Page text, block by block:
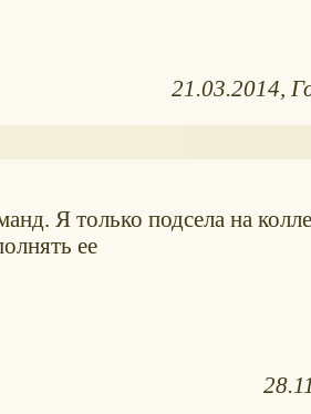
21.03.2014
Я только подсела на
ее